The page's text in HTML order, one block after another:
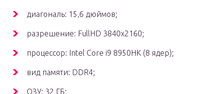
диагональ: 15,6 дюймов;
разрешение: FullHD 3840х2160;
процессор: Intel Core i9 8950HK (8 ядер);
вид памяти: DDR4;
ОЗУ: 32 ГБ;